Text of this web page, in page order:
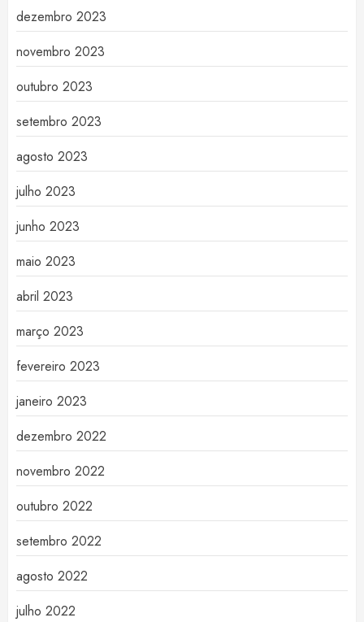
dezembro 2023
novembro 2023
outubro 2023
setembro 2023
agosto 2023
julho 2023
junho 2023
maio 2023
abril 2023
março 2023
fevereiro 2023
janeiro 2023
dezembro 2022
novembro 2022
outubro 2022
setembro 2022
agosto 2022
julho 2022